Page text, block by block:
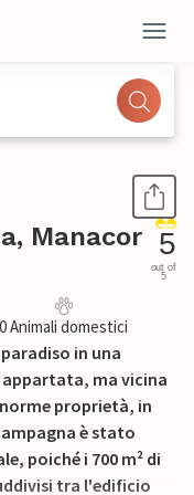
Manacor 5
out of
5
0 Animali domestici
in una
ma vicina
proprietà, in
è stato
poiché i 700 m² di
tra l'edificio